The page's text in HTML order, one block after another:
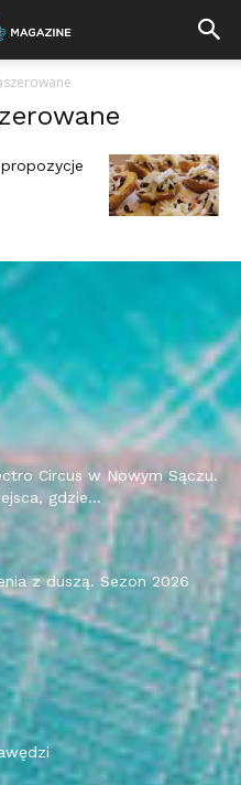
Circus w Nowym Sączu.
gdzie...
z duszą. Sezon 2026